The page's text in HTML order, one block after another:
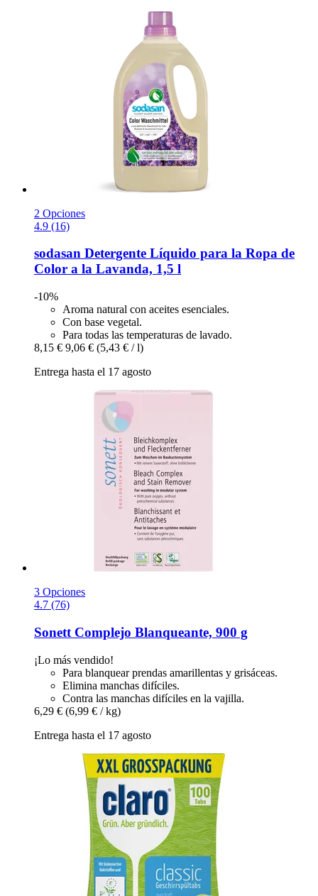
2 Opciones
4.9 (16)
sodasan Detergente Líquido para la Ropa de
Color a la Lavanda, 1,5 l
-10%
Aroma natural con aceites esenciales.
Con base vegetal.
Para todas las temperaturas de lavado.
8,15 € 9,06 € (5,43 € / l)
Entrega hasta el 17 agosto
3 Opciones
4.7 (76)
Sonett Complejo Blanqueante, 900 g
¡Lo más vendido!
Para blanquear prendas amarillentas y grisáceas.
Elimina manchas difíciles.
Contra las manchas difíciles en la vajilla.
6,29 € (6,99 € / kg)
Entrega hasta el 17 agosto